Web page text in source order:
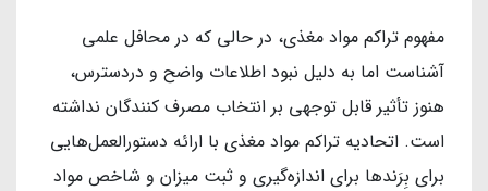
مفهوم تراکم مواد مغذی، در حالی که در محافل علمی
آشناست اما به دلیل نبود اطلاعات واضح و دردسترس،
هنوز تأثیر قابل توجهی بر انتخاب مصرف کنندگان نداشته
است. اتحادیه تراکم مواد مغذی با ارائه دستورالعمل‌هایی
برای بِرَندها برای اندازه‌گیری و ثبت میزان و شاخص مواد